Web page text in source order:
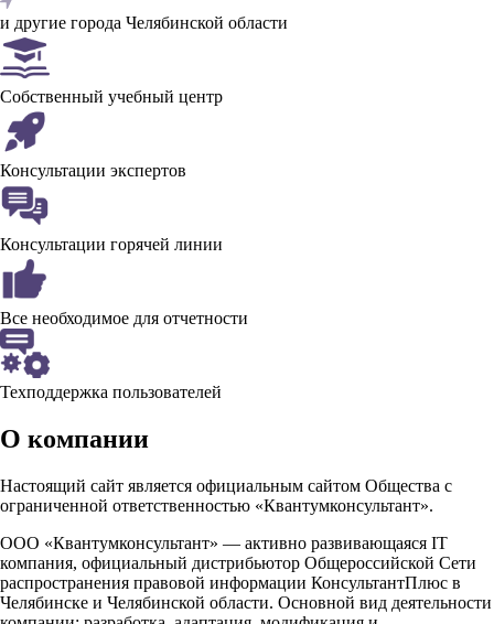
и другие города Челябинской области
Собственный учебный центр
Консультации экспертов
Консультации горячей линии
Все необходимое для отчетности
Техподдержка пользователей
О компании
Настоящий сайт является официальным сайтом Общества с
ограниченной ответственностью «Квантумконсультант».
ООО «Квантумконсультант» — активно развивающаяся IT
компания, официальный дистрибьютор Общероссийской Сети
распространения правовой информации КонсультантПлюс в
Челябинске и Челябинской области. Основной вид деятельности